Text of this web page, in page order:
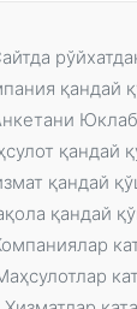
қандай
қандай
қандай
қандай